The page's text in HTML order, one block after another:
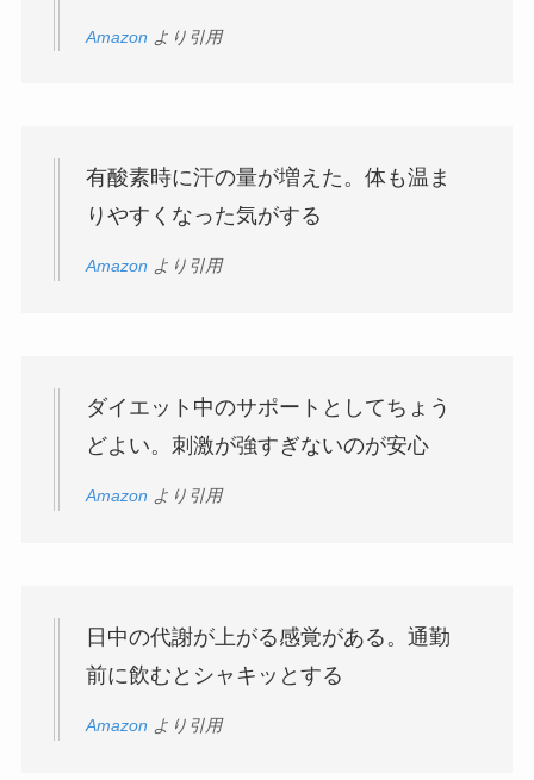
Amazon より引用
有酸素時に汗の量が増えた。体も温ま
りやすくなった気がする
Amazon より引用
ダイエット中のサポートとしてちょう
どよい。刺激が強すぎないのが安心
Amazon より引用
日中の代謝が上がる感覚がある。通勤
前に飲むとシャキッとする
Amazon より引用